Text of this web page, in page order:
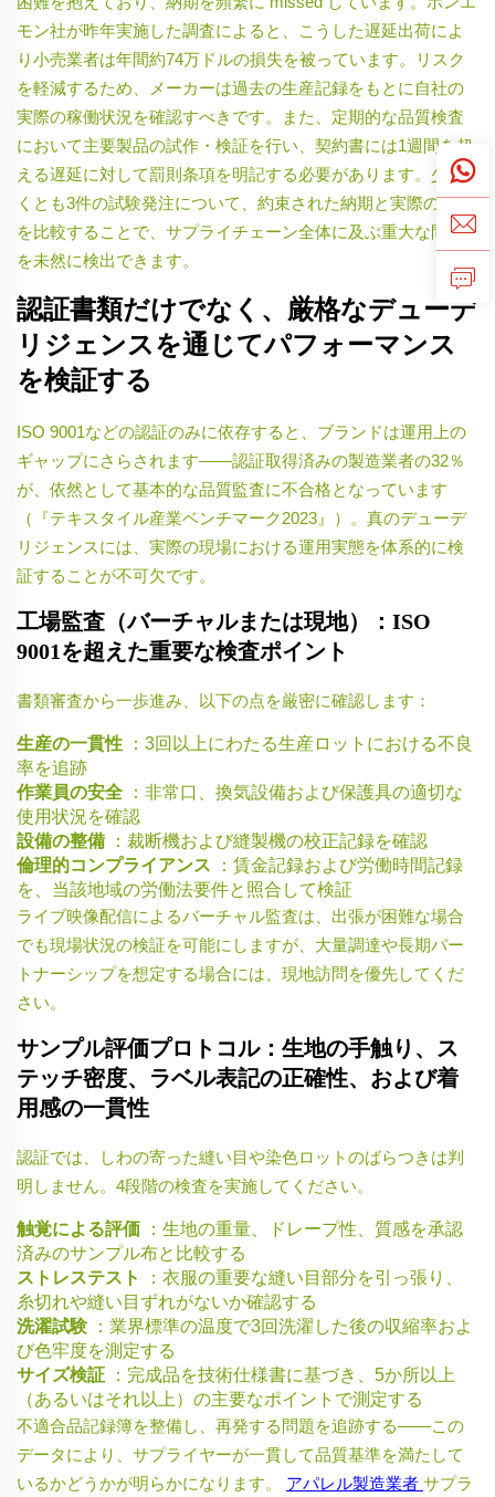
モン社が昨年実施した調査によると、こうした遅延出荷によ
り小売業者は年間約74万ドルの損失を被っています。リスク
を軽減するため、メーカーは過去の生産記録をもとに自社の
実際の稼働状況を確認すべきです。また、定期的な品質検査
において主要製品の試作・検証を行い、契約書には1週間を超
える遅延に対して罰則条項を明記する必要があります。少な
くとも3件の試験発注について、約束された納期と実際の納期
を比較することで、サプライチェーン全体に及ぶ重大な問題
を未然に検出できます。
認証書類だけでなく、厳格なデューデ
リジェンスを通じてパフォーマンス
を検証する
ISO 9001などの認証のみに依存すると、ブランドは運用上の
ギャップにさらされます——認証取得済みの製造業者の32％
が、依然として基本的な品質監査に不合格となっています
（『テキスタイル産業ベンチマーク2023』）。真のデューデ
リジェンスには、実際の現場における運用実態を体系的に検
証することが不可欠です。
工場監査（バーチャルまたは現地）：ISO
9001を超えた重要な検査ポイント
書類審査から一歩進み、以下の点を厳密に確認します：
生産の一貫性
：3回以上にわたる生産ロットにおける不良
率を追跡
作業員の安全
：非常口、換気設備および保護具の適切な
使用状況を確認
設備の整備
：裁断機および縫製機の校正記録を確認
倫理的コンプライアンス
：賃金記録および労働時間記録
を、当該地域の労働法要件と照合して検証
ライブ映像配信によるバーチャル監査は、出張が困難な場合
でも現場状況の検証を可能にしますが、大量調達や長期パー
トナーシップを想定する場合には、現地訪問を優先してくだ
さい。
サンプル評価プロトコル：生地の手触り、ス
テッチ密度、ラベル表記の正確性、および着
用感の一貫性
認証では、しわの寄った縫い目や染色ロットのばらつきは判
明しません。4段階の検査を実施してください。
触覚による評価
：生地の重量、ドレープ性、質感を承認
済みのサンプル布と比較する
ストレステスト
：衣服の重要な縫い目部分を引っ張り、
糸切れや縫い目ずれがないか確認する
洗濯試験
：業界標準の温度で3回洗濯した後の収縮率およ
び色牢度を測定する
サイズ検証
：完成品を技術仕様書に基づき、5か所以上
（あるいはそれ以上）の主要なポイントで測定する
不適合品記録簿を整備し、再発する問題を追跡する——この
データにより、サプライヤーが一貫して品質基準を満たして
いるかどうかが明らかになります。 アパレル製造業者 サプラ